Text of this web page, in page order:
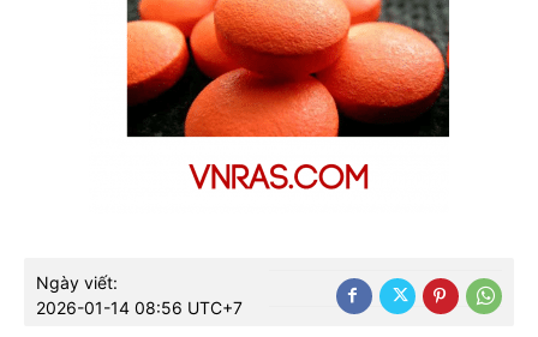
Ngày viết:
2026-01-14 08:56 UTC+7